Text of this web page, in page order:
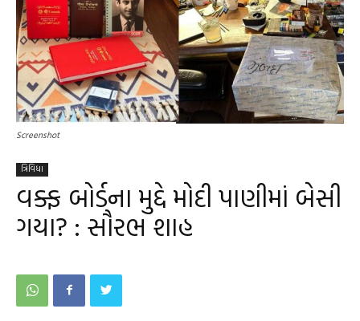
Screenshot
ત્રિવિધા
વક્ફ બોર્ડના મુદ્દે મોદી પાણીમાં બેસી
ગયા? : સૌરભ શાહ